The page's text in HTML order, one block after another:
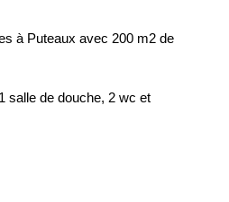
à Puteaux avec 200 m2 de
salle de douche, 2 wc et